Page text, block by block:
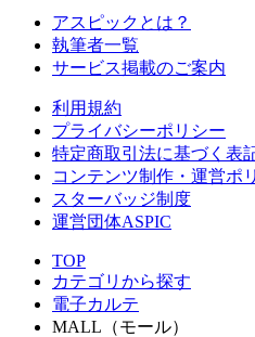
アスピックとは？
執筆者一覧
サービス掲載のご案内
利用規約
プライバシーポリシー
特定商取引法に基づく表
コンテンツ制作・運営ポ
スターバッジ制度
運営団体ASPIC
TOP
カテゴリから探す
電子カルテ
MALL（モール）